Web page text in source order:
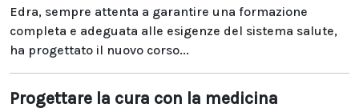
Edra, sempre attenta a garantire una formazione
completa e adeguata alle esigenze del sistema salute,
ha progettato il nuovo corso...
Progettare la cura con la medicina